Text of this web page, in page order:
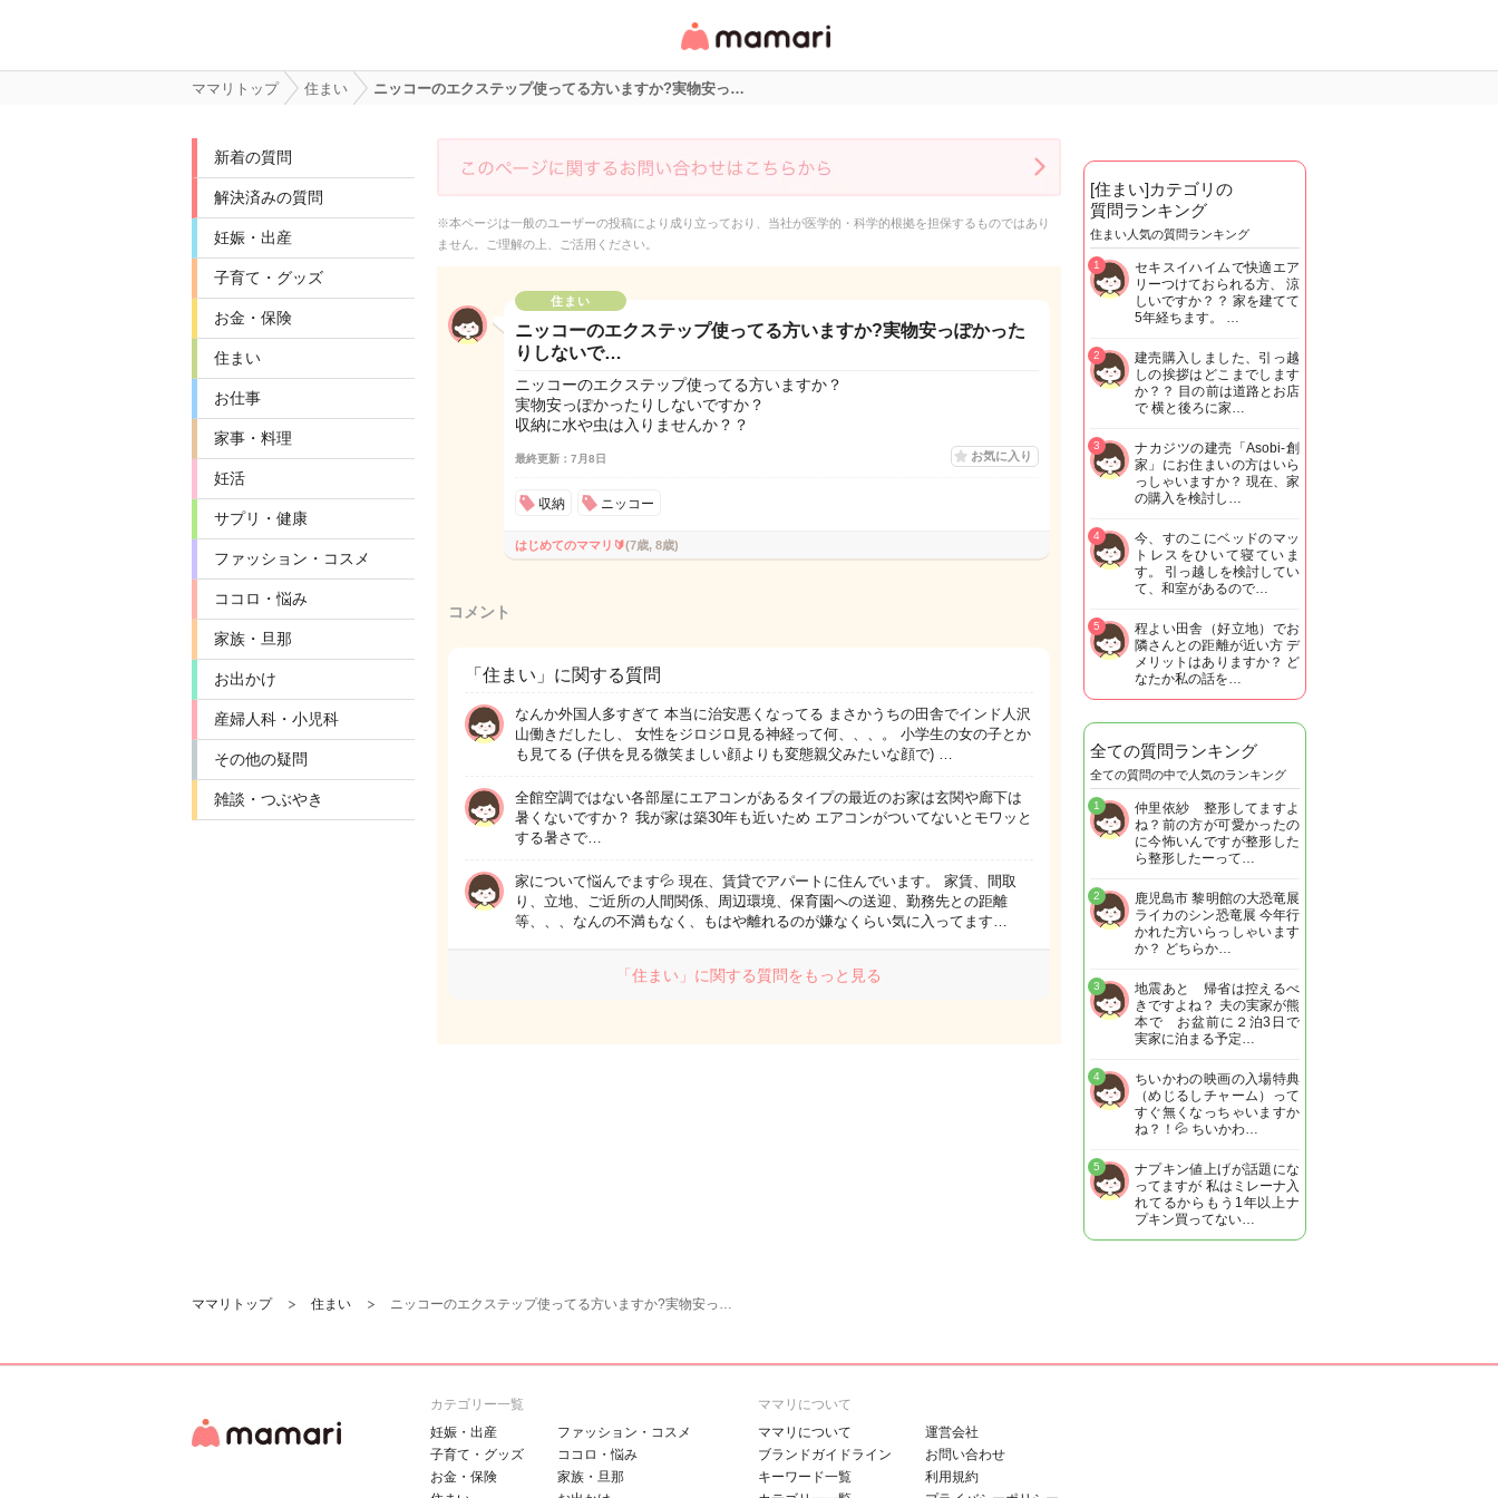
リ・情報サイト
ママリトップ 住まい ニッコーのエクステップ使ってる方いますか?実物安っ…
新着の質問
解決済みの質問
妊娠・出産
子育て・グッズ
お金・保険
住まい
お仕事
家事・料理
妊活
サプリ・健康
ファッション・コスメ
ココロ・悩み
家族・旦那
お出かけ
産婦人科・小児科
その他の疑問
雑談・つぶやき
※本ページは一般のユーザーの投稿により成り立っており、当社が医学的・科学的根拠を担保するものではあり
ません。ご理解の上、ご活用ください。
住まい
ニッコーのエクステップ使ってる方いますか?実物安っぽかった
りしないで…
ニッコーのエクステップ使ってる方いますか？
実物安っぽかったりしないですか？
収納に水や虫は入りませんか？？
最終更新：7月8日 お気に入り
収納 ニッコー
はじめてのママリ🔰(7歳, 8歳)
コメント
「住まい」に関する質問
なんか外国人多すぎて 本当に治安悪くなってる まさかうちの田舎でインド人沢
山働きだしたし、 女性をジロジロ見る神経って何、、、。 小学生の女の子とか
も見てる (子供を見る微笑ましい顔よりも変態親父みたいな顔で) …
全館空調ではない各部屋にエアコンがあるタイプの最近のお家は玄関や廊下は
暑くないですか？ 我が家は築30年も近いため エアコンがついてないとモワッと
する暑さで…
家について悩んでます💦 現在、賃貸でアパートに住んでいます。 家賃、間取
り、立地、ご近所の人間関係、周辺環境、保育園への送迎、勤務先との距離
等、、、なんの不満もなく、もはや離れるのが嫌なくらい気に入ってます…
「住まい」に関する質問をもっと見る
[住まい]カテゴリの
質問ランキング
住まい人気の質問ランキング
セキスイハイムで快適エア
リーつけておられる方、 涼
しいですか？？ 家を建てて
5年経ちます。 …
1
建売購入しました、引っ越
しの挨拶はどこまでします
か？？ 目の前は道路とお店
で 横と後ろに家…
2
ナカジツの建売「Asobi-創
家」にお住まいの方はいら
っしゃいますか？ 現在、家
の購入を検討し…
3
今、すのこにベッドのマッ
トレスをひいて寝ていま
す。 引っ越しを検討してい
て、和室があるので…
4
程よい田舎（好立地）でお
隣さんとの距離が近い方 デ
メリットはありますか？ ど
なたか私の話を…
5
全ての質問ランキング
全ての質問の中で人気のランキング
仲里依紗 整形してますよ
ね？前の方が可愛かったの
に今怖いんですが整形した
ら整形したーって…
1
鹿児島市 黎明館の大恐竜展
ライカのシン恐竜展 今年行
かれた方いらっしゃいます
か？ どちらか…
2
地震あと 帰省は控えるべ
きですよね？ 夫の実家が熊
本で お盆前に２泊3日で
実家に泊まる予定…
3
ちいかわの映画の入場特典
（めじるしチャーム）って
すぐ無くなっちゃいますか
ね？！💦 ちいかわ…
4
ナプキン値上げが話題にな
ってますが 私はミレーナ入
れてるからもう1年以上ナ
プキン買ってない…
5
ママリトップ 住まい ニッコーのエクステップ使ってる方いますか?実物安っ…
カテゴリー一覧
妊娠・出産
子育て・グッズ
お金・保険
ファッション・コスメ
ココロ・悩み
家族・旦那
ママリについて
ママリについて
ブランドガイドライン
キーワード一覧
運営会社
お問い合わせ
利用規約